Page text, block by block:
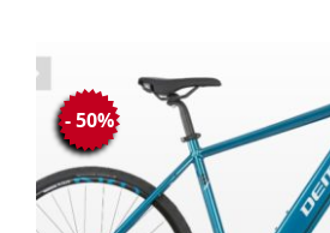
- 50%